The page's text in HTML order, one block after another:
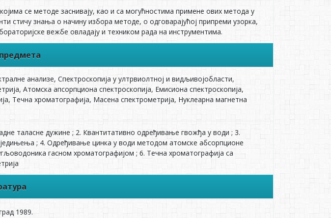
се методе заснивају, као и са могућностима примене ових метода у
стичу знања о начину избора методе, о одговарајућој припреми узорка,
вежбе овладају и техником рада на инструментима.
анализе, Спектроскопија у ултрвиолтној и видљивојобласти,
Атомска апсорпциона спектроскопија, Емисиона спектроскопија,
Течна хроматографија, Масена спектрометрија, Нуклеарна магнетна
таласне дужине ; 2. Квантитативно одређивање гвожђа у води ; 3.
; 4. Одређивање цинка у води методом атомске абсорпционе
гасном хроматографијом ; 6. Течна хроматографија са
1989.